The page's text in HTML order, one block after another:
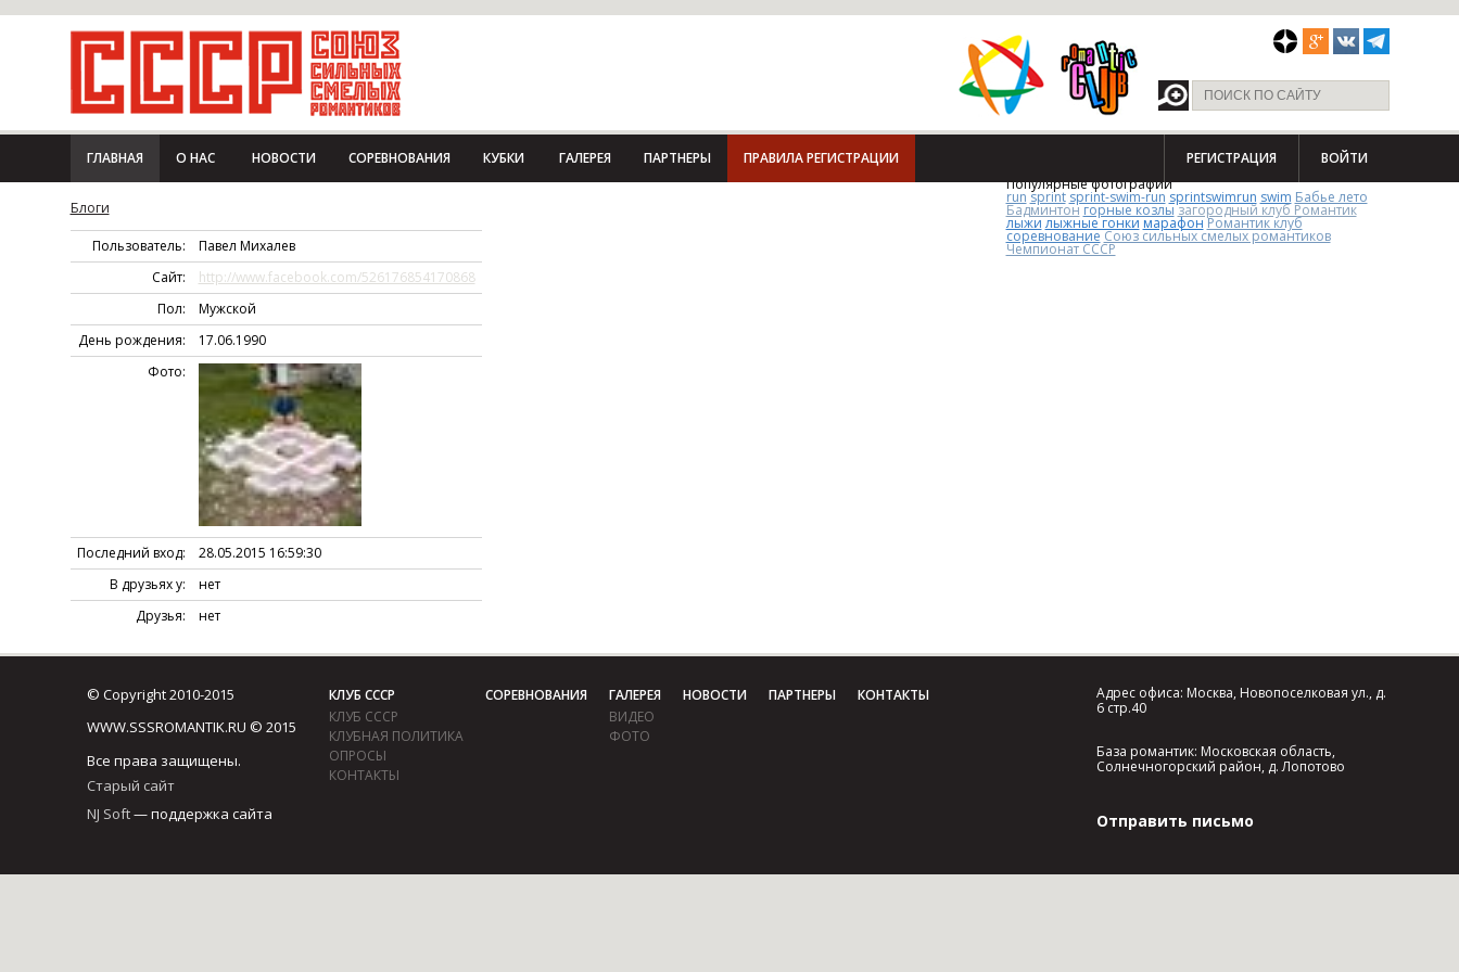
ГЛАВНАЯ О НАС НОВОСТИ СОРЕВНОВАНИЯ КУБКИ ГАЛЕРЕЯ ПАРТНЕРЫ ПРАВИЛА РЕГИСТРАЦИИ РЕГИСТРАЦИЯ ВОЙТИ
Блоги
Пользователь:
Павел Михалев
Сайт:
http://www.facebook.com/526176854170868
Пол:
Мужской
День рождения:
17.06.1990
Фото:
Последний вход:
28.05.2015 16:59:30
В друзьях у:
нет
Друзья:
нет
Популярные фотографии
run sprint sprint-swim-run sprintswimrun swim Бабье лето
Бадминтонгорные козлызагородный клуб Романтик
лыжилыжные гонкимарафон Романтик клуб
соревнованиеСоюз сильных смелых романтиков
Чемпионат СССР
© Copyright 2010-2015
WWW.SSSROMANTIK.RU © 2015
Все права защищены.
Старый сайт
NJ Soft— поддержка сайта
КЛУБ СССР
КЛУБ СССР
КЛУБНАЯ ПОЛИТИКА
ОПРОСЫ
КОНТАКТЫ
СОРЕВНОВАНИЯ
ГАЛЕРЕЯ
ВИДЕО
ФОТО
НОВОСТИ ПАРТНЕРЫ КОНТАКТЫ
Адрес офиса: Москва, Новопоселковая ул., д.
6 стр.40
База романтик: Московская область,
Солнечногорский район, д. Лопотово
Отправить письмо